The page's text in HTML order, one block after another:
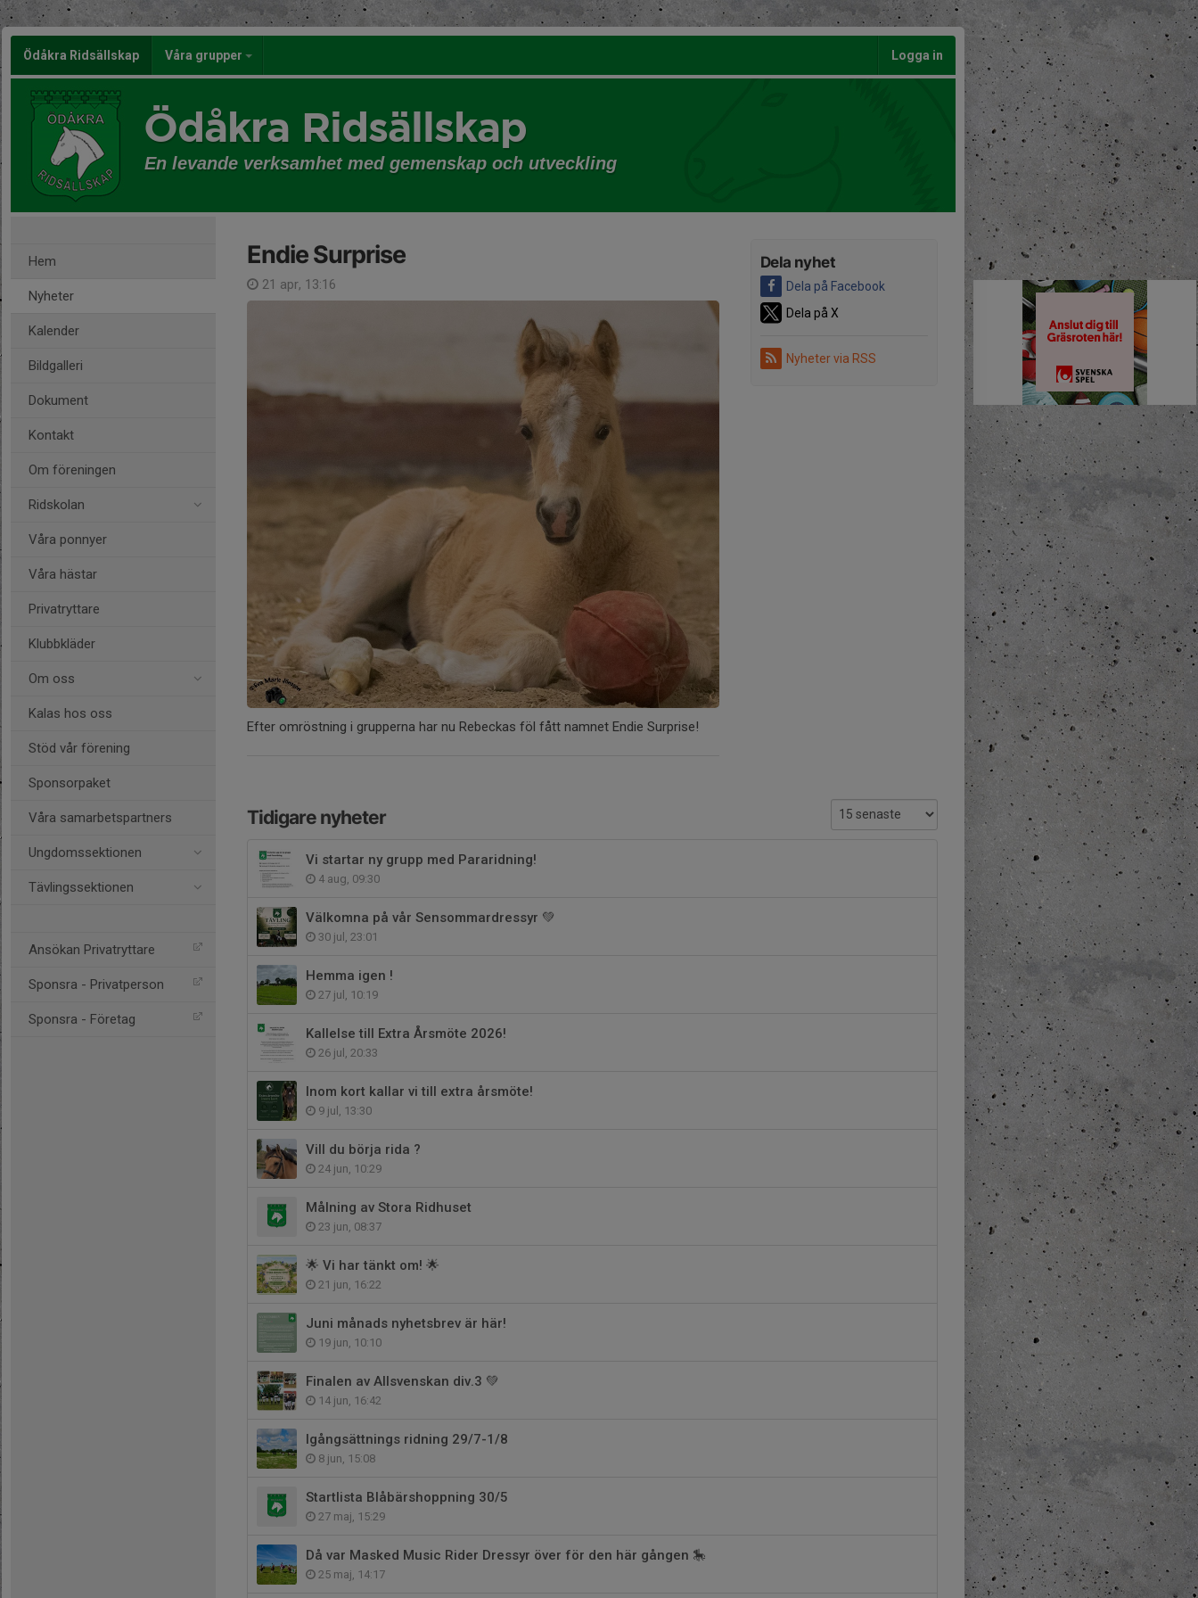
Ödåkra Ridsällskap Våra grupper Logga in
Ödåkra Ridsällskap
En levande verksamhet med gemenskap och utveckling
Hem
Nyheter
Kalender
Bildgalleri
Dokument
Kontakt
Om föreningen
Ridskolan
Våra ponnyer
Våra hästar
Privatryttare
Klubbkläder
Om oss
Kalas hos oss
Stöd vår förening
Sponsorpaket
Våra samarbetspartners
Ungdomssektionen
Tävlingssektionen
Ansökan Privatryttare
Sponsra - Privatperson
Sponsra - Företag
Dela nyhet
Dela på Facebook
Dela på X
Nyheter via RSS
Endie Surprise
21 apr, 13:16
Efter omröstning i grupperna har nu Rebeckas föl fått namnet Endie Surprise!
Tidigare nyheter
Vi startar ny grupp med Pararidning!
4 aug, 09:30
Välkomna på vår Sensommardressyr 💚
30 jul, 23:01
Hemma igen !
27 jul, 10:19
Kallelse till Extra Årsmöte 2026!
26 jul, 20:33
Inom kort kallar vi till extra årsmöte!
9 jul, 13:30
Vill du börja rida ?
24 jun, 10:29
Målning av Stora Ridhuset
23 jun, 08:37
🌟 Vi har tänkt om! 🌟
21 jun, 16:22
Juni månads nyhetsbrev är här!
19 jun, 10:10
Finalen av Allsvenskan div.3 💚
14 jun, 16:42
Igångsättnings ridning 29/7-1/8
8 jun, 15:08
Startlista Blåbärshoppning 30/5
27 maj, 15:29
Då var Masked Music Rider Dressyr över för den här gången 🎠
25 maj, 14:17